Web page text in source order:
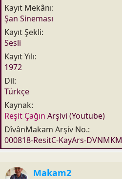
Kayıt Mekânı
Şan Sineması
Kayıt Şekli
Sesli
Kayıt Yılı
1972
Dil
Türkçe
Kaynak
Reşit Çağın Arşivi (Youtube)
DîvânMakam Arşiv No.
000818-ResitC-KayArs-DVNMKM
Makam2